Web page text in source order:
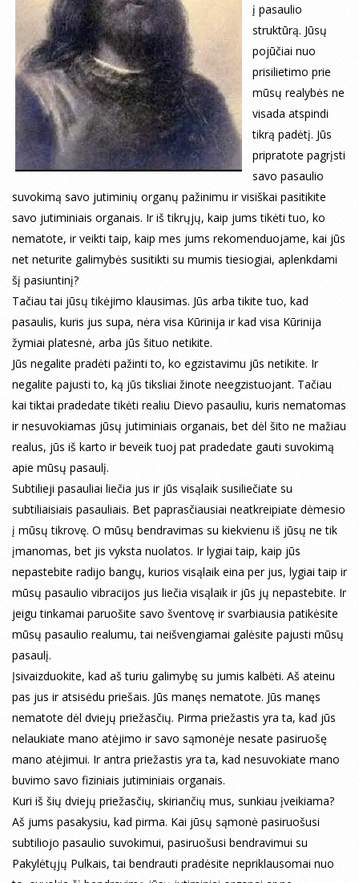
į pasaulio
struktūrą. Jūsų
pojūčiai nuo
prisilietimo prie
mūsų realybės ne
visada atspindi
tikrą padėtį. Jūs
pripratote pagrįsti
savo pasaulio
suvokimą savo jutiminių organų pažinimu ir visiškai pasitikite
savo jutiminiais organais. Ir iš tikrųjų, kaip jums tikėti tuo, ko
nematote, ir veikti taip, kaip mes jums rekomenduojame, kai jūs
net neturite galimybės susitikti su mumis tiesiogiai, aplenkdami
šį pasiuntinį?
Tačiau tai jūsų tikėjimo klausimas. Jūs arba tikite tuo, kad
pasaulis, kuris jus supa, nėra visa Kūrinija ir kad visa Kūrinija
žymiai platesnė, arba jūs šituo netikite.
Jūs negalite pradėti pažinti to, ko egzistavimu jūs netikite. Ir
negalite pajusti to, ką jūs tiksliai žinote neegzistuojant. Tačiau
kai tiktai pradedate tikėti realiu Dievo pasauliu, kuris nematomas
ir nesuvokiamas jūsų jutiminiais organais, bet dėl šito ne mažiau
realus, jūs iš karto ir beveik tuoj pat pradedate gauti suvokimą
apie mūsų pasaulį.
Subtilieji pasauliai liečia jus ir jūs visąlaik susiliečiate su
subtiliaisiais pasauliais. Bet paprasčiausiai neatkreipiate dėmesio
į mūsų tikrovę. O mūsų bendravimas su kiekvienu iš jūsų ne tik
įmanomas, bet jis vyksta nuolatos. Ir lygiai taip, kaip jūs
nepastebite radijo bangų, kurios visąlaik eina per jus, lygiai taip ir
mūsų pasaulio vibracijos jus liečia visąlaik ir jūs jų nepastebite. Ir
jeigu tinkamai paruošite savo šventovę ir svarbiausia patikėsite
mūsų pasaulio realumu, tai neišvengiamai galėsite pajusti mūsų
pasaulį.
Įsivaizduokite, kad aš turiu galimybę su jumis kalbėti. Aš ateinu
pas jus ir atsisėdu priešais. Jūs manęs nematote. Jūs manęs
nematote dėl dviejų priežasčių. Pirma priežastis yra ta, kad jūs
nelaukiate mano atėjimo ir savo sąmonėje nesate pasiruošę
mano atėjimui. Ir antra priežastis yra ta, kad nesuvokiate mano
buvimo savo fiziniais jutiminiais organais.
Kuri iš šių dviejų priežasčių, skiriančių mus, sunkiau įveikiama?
Aš jums pasakysiu, kad pirma. Kai jūsų sąmonė pasiruošusi
subtiliojo pasaulio suvokimui, pasiruošusi bendravimui su
Pakylėtųjų Pulkais, tai bendrauti pradėsite nepriklausomai nuo